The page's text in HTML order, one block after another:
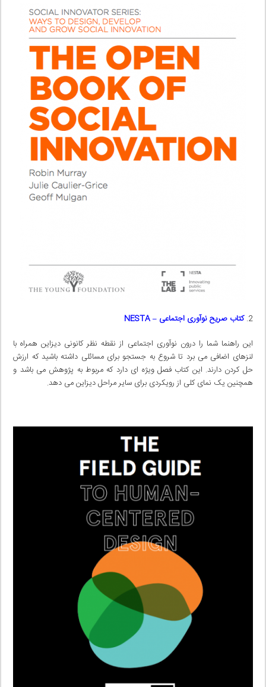
کتاب صریح نوآوری اجتماعی –NESTA
این راهنما شما را درون نوآوری اجتماعی از نقطه نظر کانونی دیزاین همراه با
لنزهای اضافی می برد تا شروع به جستجو برای مسائلی داشته باشید که ارزش
حل کردن دارند. این کتاب فصل ویژه ای دارد که مربوط به پژوهش می باشد و
همچنین یک نمای کلی از رویکردی برای سایر مراحل دیزاین می دهد.